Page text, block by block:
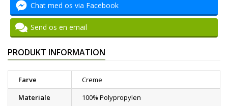
Chat med os via Facebook
Send os en email
PRODUKT INFORMATION
Farve
Creme
Materiale
100% Polypropylen